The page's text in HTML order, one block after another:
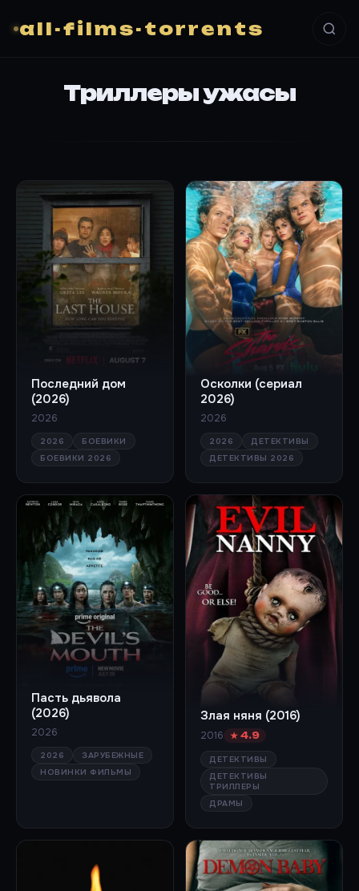
all-films-torrents
Триллеры ужасы
Последний дом
(2026)
2026
2026
БОЕВИКИ
БОЕВИКИ 2026
Осколки (сериал
2026)
2026
2026
ДЕТЕКТИВЫ
ДЕТЕКТИВЫ 2026
Пасть дьявола
(2026)
2026
2026
ЗАРУБЕЖНЫЕ
НОВИНКИ ФИЛЬМЫ
Злая няня (2016)
2016 ★ 4.9
ДЕТЕКТИВЫ
ДЕТЕКТИВЫ
ТРИЛЛЕРЫ
ДРАМЫ